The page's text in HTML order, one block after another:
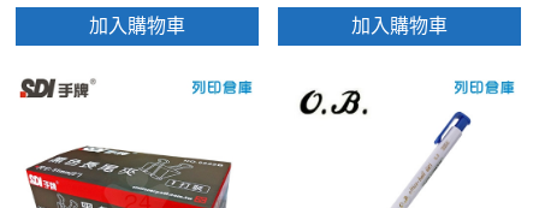
加入購物車 加入購物車